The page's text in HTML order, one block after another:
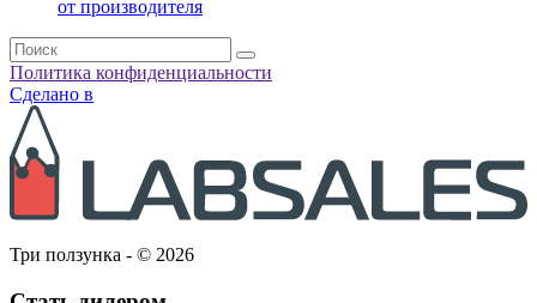
от производителя
Политика конфиденциальности
Сделано в
Три ползунка - © 2026